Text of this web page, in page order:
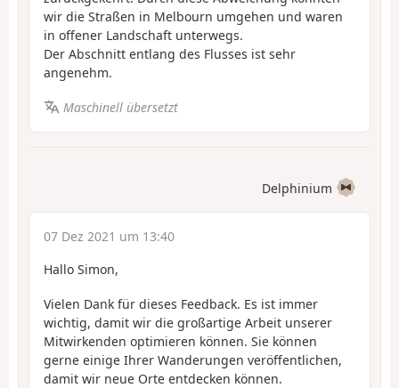
wir die Straßen in Melbourn umgehen und waren
in offener Landschaft unterwegs.
Der Abschnitt entlang des Flusses ist sehr
angenehm.
Maschinell übersetzt
Delphinium
07 Dez 2021 um 13:40
Hallo Simon,
Vielen Dank für dieses Feedback. Es ist immer
wichtig, damit wir die großartige Arbeit unserer
Mitwirkenden optimieren können. Sie können
gerne einige Ihrer Wanderungen veröffentlichen,
damit wir neue Orte entdecken können.